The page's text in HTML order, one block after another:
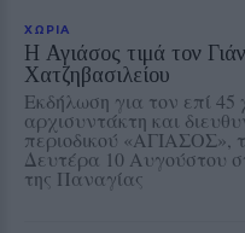
ΧΩΡΙΑ
Η Αγιάσος τιμά τον
Χατζηβασιλείου
Εκδήλωση για τον επί 45
αρχισυντάκτη και
περιοδικού «ΑΓΙΑΣΟΣ»,
Δευτέρα 10 Αυγούστου
της Παναγίας